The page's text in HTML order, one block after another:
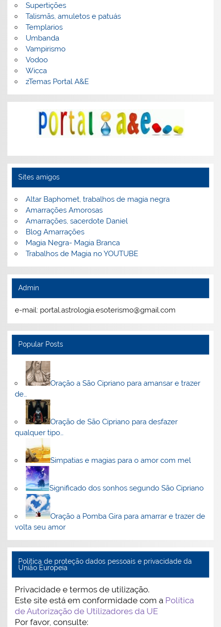
Supertições
Talismãs, amuletos e patuás
Templarios
Umbanda
Vampirismo
Vodoo
Wicca
zTemas Portal A&E
Sites amigos
Altar Baphomet, trabalhos de magia negra
Amarrações Amorosas
Amarrações, sacerdote Daniel
Blog Amarrações
Magia Negra- Magia Branca
Trabalhos de Magia no YOUTUBE
Admin
e-mail: portal.astrologia.esoterismo@gmail.com
Popular Posts
Oração a São Cipriano para amansar e trazer
de…
Oração de São Cipriano para desfazer
qualquer tipo…
Simpatias e magias para o amor com mel
Significado dos sonhos segundo São Cipriano
Oração a Pomba Gira para amarrar e trazer de
volta seu amor
Politica de proteção dados pessoais e privacidade da
União Europeia
Privacidade e termos de utilização.
Este site está em conformidade com a Política
de Autorização de Utilizadores da UE
Por favor, consulte: